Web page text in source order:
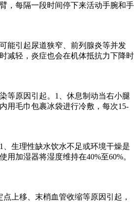
，每隔一段时间停下来活动手腕和手
能引起尿道狭窄、前列腺炎等并发
减轻，炎症也会在机体抵抗力下降时
等原因引起。1、休息制动当右小腿
用毛巾包裹冰袋进行冷敷，每次15-
生理性缺水饮水不足或环境干燥是
加湿器将湿度维持在40%至60%。
上移、末梢血管收缩等原因引起，